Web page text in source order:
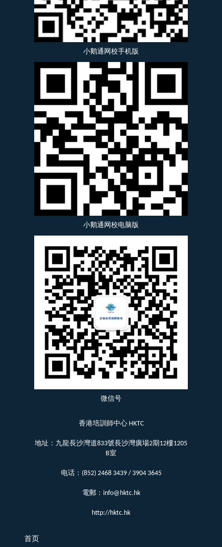
小鹅通网校手机版
小鹅通网校电脑版
微信号
香港培訓師中心 HKTC
地址：九龍長沙灣道833號長沙灣廣場2期12樓1205
B室
电话：(852) 2468 3439 / 3904 3645
電郵：info@hktc.hk
http://hktc.hk
首页